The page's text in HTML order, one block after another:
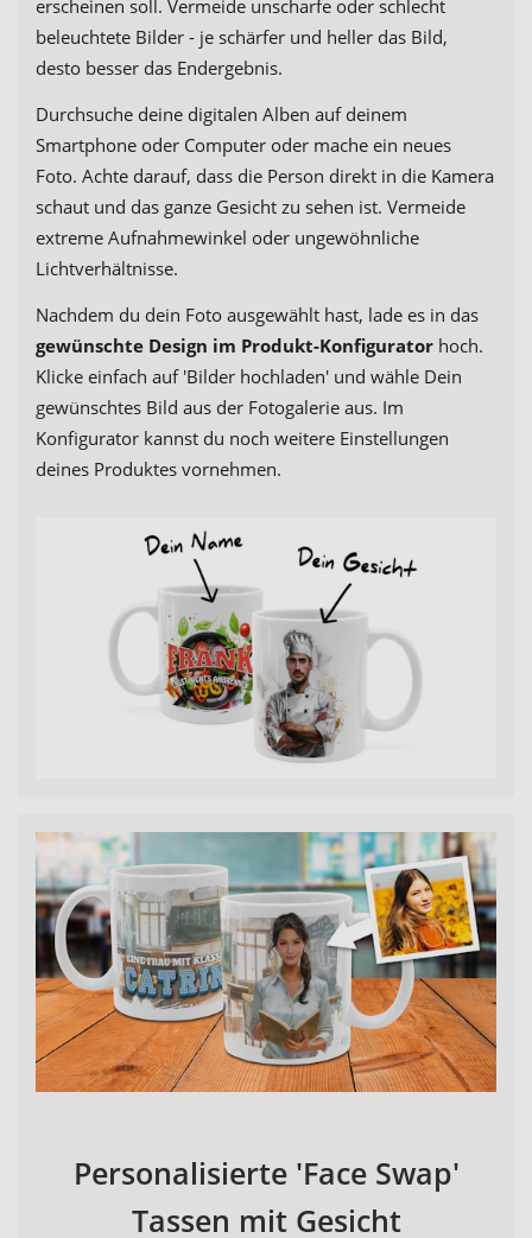
erscheinen soll. Vermeide unscharfe oder schlecht
beleuchtete Bilder - je schärfer und heller das Bild,
desto besser das Endergebnis.
Durchsuche deine digitalen Alben auf deinem
Smartphone oder Computer oder mache ein neues
Foto. Achte darauf, dass die Person direkt in die Kamera
schaut und das ganze Gesicht zu sehen ist. Vermeide
extreme Aufnahmewinkel oder ungewöhnliche
Lichtverhältnisse.
Nachdem du dein Foto ausgewählt hast, lade es in das
gewünschte Design im Produkt-Konfigurator hoch.
Klicke einfach auf 'Bilder hochladen' und wähle Dein
gewünschtes Bild aus der Fotogalerie aus. Im
Konfigurator kannst du noch weitere Einstellungen
deines Produktes vornehmen.
Personalisierte 'Face Swap'
Tassen mit Gesicht